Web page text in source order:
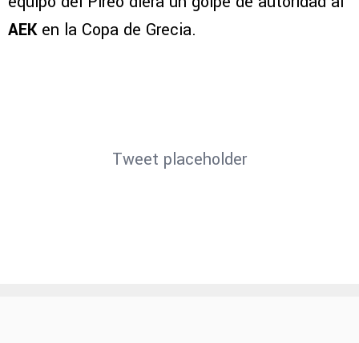
AEK en la Copa de Grecia.
Tweet placeholder